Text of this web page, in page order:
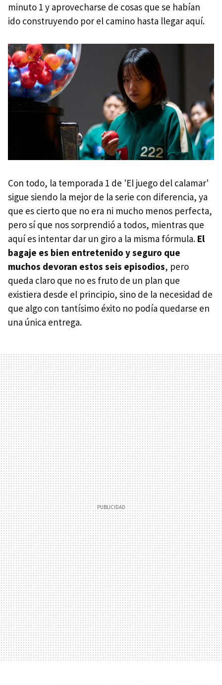
minuto 1 y aprovecharse de cosas que se habían
ido construyendo por el camino hasta llegar aquí.
Con todo, la temporada 1 de 'El juego del calamar'
sigue siendo la mejor de la serie con diferencia, ya
que es cierto que no era ni mucho menos perfecta,
pero sí que nos sorprendió a todos, mientras que
aquí es intentar dar un giro a la misma fórmula. El
bagaje es bien entretenido y seguro que
muchos devoran estos seis episodios, pero
queda claro que no es fruto de un plan que
existiera desde el principio, sino de la necesidad de
que algo con tantísimo éxito no podía quedarse en
una única entrega.